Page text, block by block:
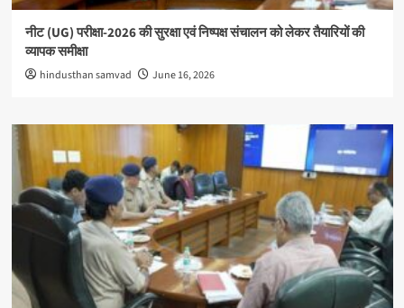
नीट (UG) परीक्षा-2026 की सुरक्षा एवं निष्पक्ष संचालन को लेकर तैयारियों की
व्यापक समीक्षा
hindusthan samvad June 16, 2026